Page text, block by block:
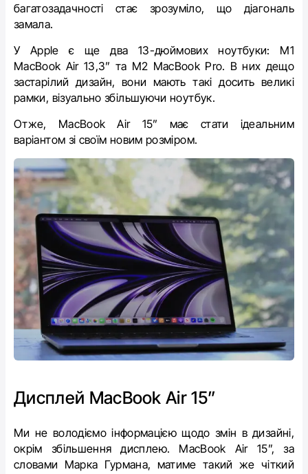
багатозадачності стає зрозуміло, що діагональ
замала.
У Apple є ще два 13-дюймових ноутбуки: M1
MacBook Air 13,3” та M2 MacBook Pro. В них дещо
застарілий дизайн, вони мають такі досить великі
рамки, візуально збільшуючи ноутбук.
Отже, MacBook Air 15” має стати ідеальним
варіантом зі своїм новим розміром.
Дисплей MacBook Air 15”
Ми не володіємо інформацією щодо змін в дизайні,
окрім збільшення дисплею. MacBook Air 15”, за
словами Марка Гурмана, матиме такий же чіткий